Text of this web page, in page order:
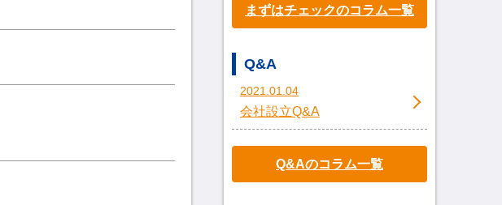
まずはチェックのコラム一覧
Q&A
2021.01.04
会社設立Q&A
Q&Aのコラム一覧